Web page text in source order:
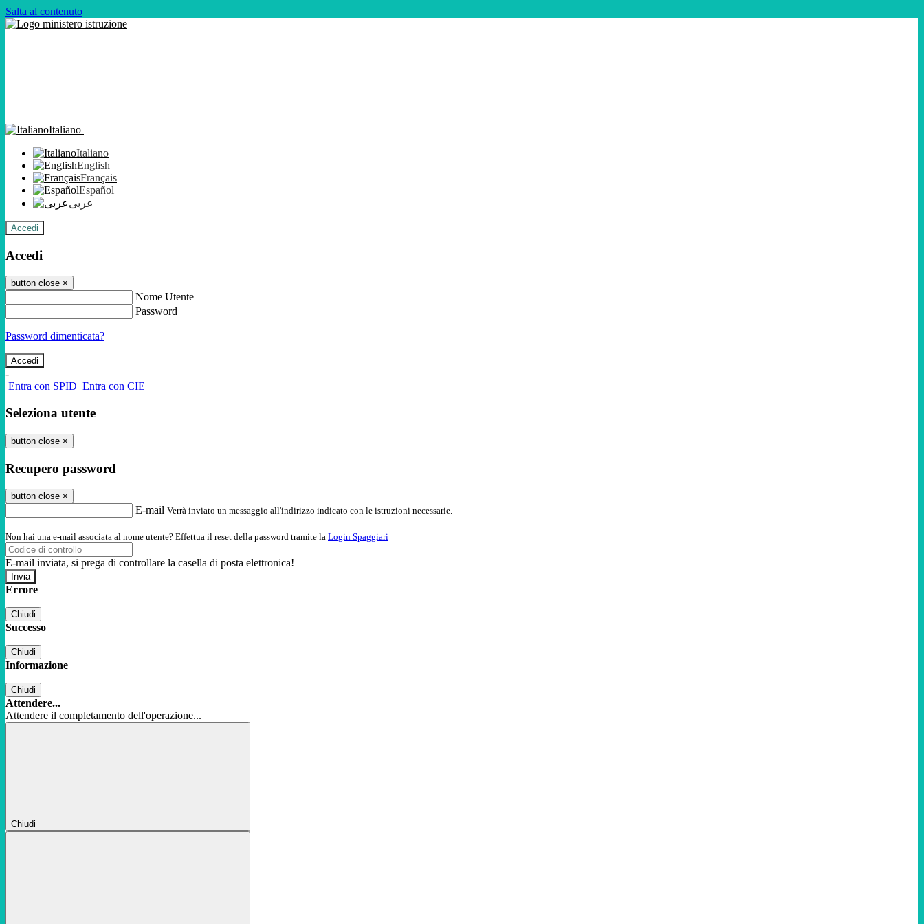
Salta al contenuto
Italiano
Italiano
English
Français
Español
عربى
Accedi
Accedi
button close ×
Nome Utente
Password
Password dimenticata?
-
Entra con SPID Entra con CIE
Seleziona utente
button close ×
Recupero password
button close ×
E-mail Verrà inviato un messaggio all'indirizzo indicato con le istruzioni necessarie.
Non hai una e-mail associata al nome utente? Effettua il reset della password tramite la Login Spaggiari
E-mail inviata, si prega di controllare la casella di posta elettronica!
Errore
Chiudi
Successo
Chiudi
Informazione
Chiudi
Attendere...
Attendere il completamento dell'operazione...
Chiudi